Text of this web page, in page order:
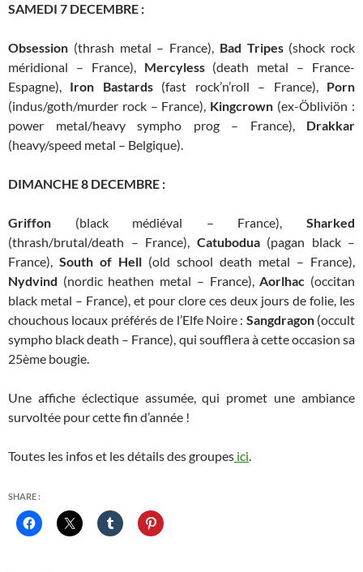
SAMEDI 7 DECEMBRE :
Obsession (thrash metal – France), Bad Tripes(shock rock
méridional – France), Mercyless(death metal – France-
Espagne), Iron Bastards(fast rock’n’roll – France), Porn
(indus/goth/murder rock – France), Kingcrown (ex-Öbliviön :
power metal/heavy sympho prog – France), Drakkar
(heavy/speed metal – Belgique).
DIMANCHE 8 DECEMBRE :
Griffon (black médiéval – France), Sharked
(thrash/brutal/death – France), Catubodua(pagan black –
France), South of Hell (old school death metal – France),
Nydvind (nordic heathen metal – France),Aorlhac (occitan
black metal – France), et pour clore ces deux jours de folie, les
chouchous locaux préférés de l’Elfe Noire : Sangdragon (occult
sympho black death – France), qui soufflera à cette occasion sa
25ème bougie.
Une affiche éclectique assumée, qui promet une ambiance
survoltée pour cette fin d’année !
Toutes les infos et les détails des groupes ici.
SHARE :